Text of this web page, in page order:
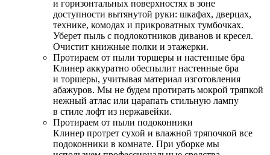
и горизонтальных поверхностях в зоне
доступности вытянутой руки: шкафах, дверцах,
технике, комодах и прикроватных тумбочках.
Уберет пыль с подлокотников диванов и кресел.
Очистит книжные полки и этажерки.
Протираем от пыли торшеры и настенные бра
Клинер аккуратно обеспылит настенные бра
и торшеры, учитывая материал изготовления
абажуров. Мы не будем протирать мокрой тряпкой
нежный атлас или царапать стильную лампу
в стиле лофт из нержавейки.
Протираем от пыли подоконники
Клинер протрет сухой и влажной тряпочкой все
подоконники в комнате. При уборке мы